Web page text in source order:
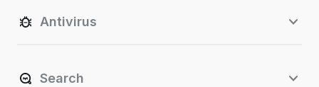
Antivirus
Search